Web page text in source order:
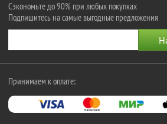
Сэкономьте до 90% при любых покупках
Подпишитесь на самые выгодные предложения
Принимаем к оплате: